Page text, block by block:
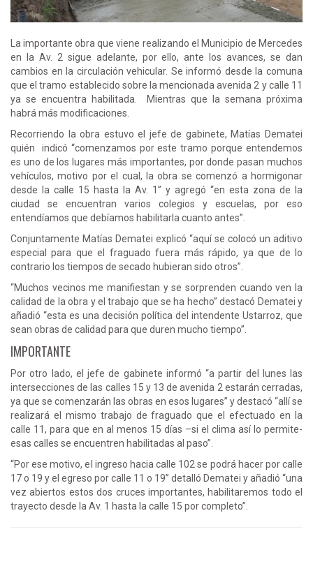
La importante obra que viene realizando el Municipio de Mercedes
en la Av. 2 sigue adelante, por ello, ante los avances, se dan
cambios en la circulación vehicular. Se informó desde la comuna
que el tramo establecido sobre la mencionada avenida 2 y calle 11
ya se encuentra habilitada. Mientras que la semana próxima
habrá más modificaciones.
Recorriendo la obra estuvo el jefe de gabinete, Matías Dematei
quién indicó “comenzamos por este tramo porque entendemos
es uno de los lugares más importantes, por donde pasan muchos
vehículos, motivo por el cual, la obra se comenzó a hormigonar
desde la calle 15 hasta la Av. 1” y agregó “en esta zona de la
ciudad se encuentran varios colegios y escuelas, por eso
entendíamos que debíamos habilitarla cuanto antes”.
Conjuntamente Matías Dematei explicó “aquí se colocó un aditivo
especial para que el fraguado fuera más rápido, ya que de lo
contrario los tiempos de secado hubieran sido otros”.
“Muchos vecinos me manifiestan y se sorprenden cuando ven la
calidad de la obra y el trabajo que se ha hecho” destacó Dematei y
añadió “esta es una decisión política del intendente Ustarroz, que
sean obras de calidad para que duren mucho tiempo”.
IMPORTANTE
Por otro lado, el jefe de gabinete informó “a partir del lunes las
intersecciones de las calles 15 y 13 de avenida 2 estarán cerradas,
ya que se comenzarán las obras en esos lugares” y destacó “allí se
realizará el mismo trabajo de fraguado que el efectuado en la
calle 11, para que en al menos 15 días –si el clima así lo permite-
esas calles se encuentren habilitadas al paso”.
“Por ese motivo, el ingreso hacia calle 102 se podrá hacer por calle
17 o 19 y el egreso por calle 11 o 19” detalló Dematei y añadió “una
vez abiertos estos dos cruces importantes, habilitaremos todo el
trayecto desde la Av. 1 hasta la calle 15 por completo”.